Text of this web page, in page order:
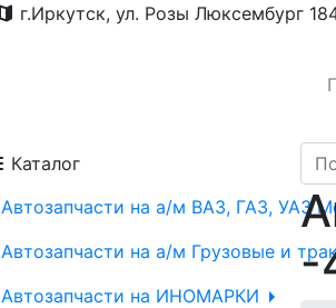
г.Иркутск, ул. Розы Люксембург
Каталог
Автозапчасти на а/м ВАЗ, ГАЗ, УАЗ
Автозапчасти на а/м Грузовые и
Автозапчасти на ИНОМАРКИ
-